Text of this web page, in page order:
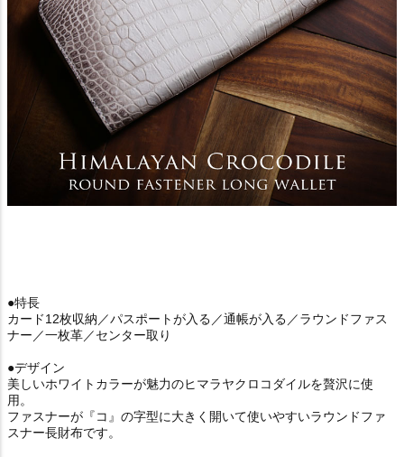
●特長
カード12枚収納／パスポートが入る／通帳が入る／ラウンドファス
ナー／一枚革／センター取り
●デザイン
美しいホワイトカラーが魅力のヒマラヤクロコダイルを贅沢に使
用。
ファスナーが『コ』の字型に大きく開いて使いやすいラウンドファ
スナー長財布です。